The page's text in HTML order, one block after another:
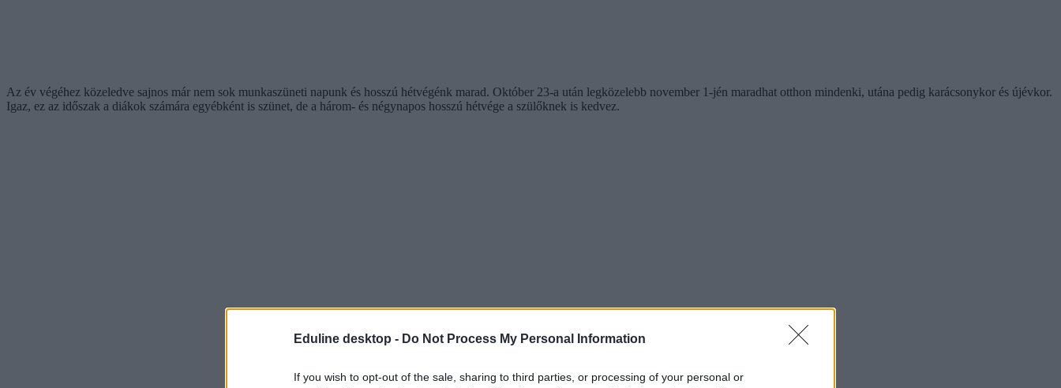
Eduline desktop - Do Not Process My Personal Information
If you wish to opt-out of the sale, sharing to third parties, or processing of your personal or
Az év végéhez közeledve sajnos már nem sok munkaszüneti napunk és hosszú hétvégénk marad. Október 23-a után legközelebb november 1-jén maradhat otthon mindenki, utána pedig karácsonykor és újévkor.
Igaz, ez az időszak a diákok számára egyébként is szünet, de a három- és négynapos hosszú hétvége a szülőknek is kedvez.